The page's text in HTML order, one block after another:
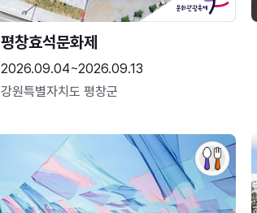
평창효석문화제
2026.09.04~2026.09.13
강원특별자치도 평창군